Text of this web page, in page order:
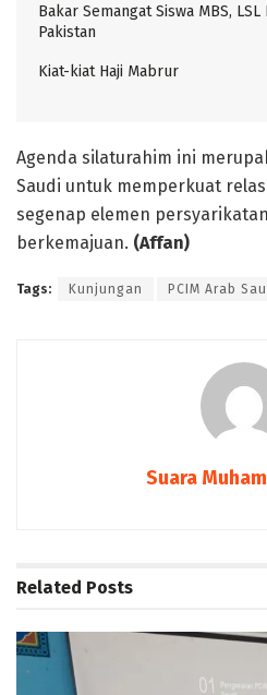
Bakar Semangat Siswa MBS,
Pakistan
Kiat-kiat Haji Mabrur
Agenda silaturahim ini
Saudi untuk memperkuat
segenap elemen
berkemajuan. (Affan)
Tags: Kunjungan PCIM Arab
Suara
Related Posts